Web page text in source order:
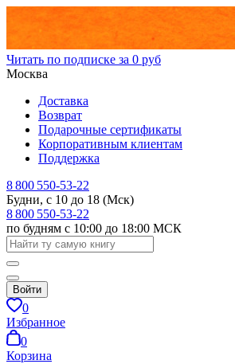
Читать по подписке за 0 руб
Москва
Доставка
Возврат
Подарочные сертификаты
Корпоративным клиентам
Поддержка
8 800 550-53-22
Будни, с 10 до 18 (Мск)
8 800 550-53-22
по будням с 10:00 до 18:00 МСК
Войти
0
Избранное
0
Корзина